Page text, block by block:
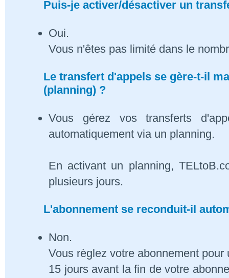
Puis-je activer/désactiver un
Oui.
Vous n'êtes pas limité dans le
Le transfert d'appels se gère-t-il
(planning) ?
Vous gérez vos transferts
automatiquement via un planning.
En activant un planning,
plusieurs jours.
L'abonnement se reconduit-il
Non.
Vous règlez votre abonnement
15 jours avant la fin de votre